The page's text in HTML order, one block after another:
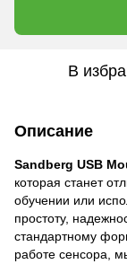
В
Описание
Sandberg USB
которая станет
обучении или
простоту,
стандартному
работе сенсора,